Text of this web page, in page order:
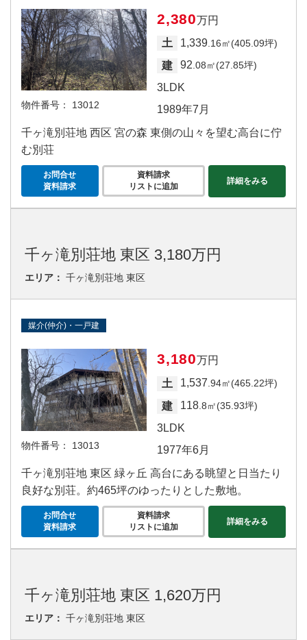
物件番号： 13012
2,380万円
土
1,339 .16㎡(405.09坪)
建 92.08㎡(27.85坪)
3LDK
1989年7月
千ヶ滝別荘地 西区 宮の森 東側の山々を望む高台に佇
む別荘
お問合せ
資料請求
資料請求
リストに追加
詳細をみる
千ヶ滝別荘地 東区 3,180万円
エリア： 千ヶ滝別荘地 東区
媒介(仲介)・一戸建
物件番号： 13013
3,180万円
土
1,537 .94㎡(465.22坪)
建 118 .8㎡(35.93坪)
3LDK
1977年6月
千ヶ滝別荘地 東区 緑ヶ丘 高台にある眺望と日当たり
良好な別荘。約465坪のゆったりとした敷地。
お問合せ
資料請求
資料請求
リストに追加
詳細をみる
千ヶ滝別荘地 東区 1,620万円
エリア： 千ヶ滝別荘地 東区